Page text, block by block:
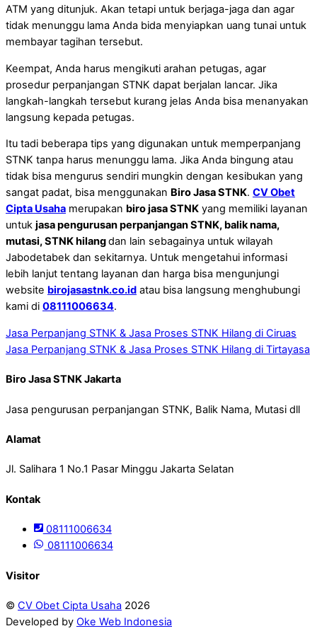
ATM yang ditunjuk. Akan tetapi untuk berjaga-jaga dan agar
tidak menunggu lama Anda bida menyiapkan uang tunai untuk
membayar tagihan tersebut.
Keempat, Anda harus mengikuti arahan petugas, agar
prosedur perpanjangan STNK dapat berjalan lancar. Jika
langkah-langkah tersebut kurang jelas Anda bisa menanyakan
langsung kepada petugas.
Itu tadi beberapa tips yang digunakan untuk memperpanjang
STNK tanpa harus menunggu lama. Jika Anda bingung atau
tidak bisa mengurus sendiri mungkin dengan kesibukan yang
sangat padat, bisa menggunakan Biro Jasa STNK. CV Obet
Cipta Usaha merupakan biro jasa STNK yang memiliki layanan
untuk jasa pengurusan perpanjangan STNK, balik nama,
mutasi, STNK hilangdan lain sebagainya untuk wilayah
Jabodetabek dan sekitarnya. Untuk mengetahui informasi
lebih lanjut tentang layanan dan harga bisa mengunjungi
website birojasastnk.co.id atau bisa langsung menghubungi
kami di 08111006634.
Jasa Perpanjang STNK & Jasa Proses STNK Hilang di Ciruas
Jasa Perpanjang STNK & Jasa Proses STNK Hilang di Tirtayasa
Biro Jasa STNK Jakarta
Jasa pengurusan perpanjangan STNK, Balik Nama, Mutasi dll
Alamat
Jl. Salihara 1 No.1 Pasar Minggu Jakarta Selatan
Kontak
08111006634
08111006634
Visitor
© CV Obet Cipta Usaha 2026
Developed by Oke Web Indonesia